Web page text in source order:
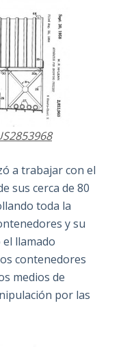
a trabajar con el
sus cerca de 80
toda la
y su
llamado
contenedores
medios de
por las